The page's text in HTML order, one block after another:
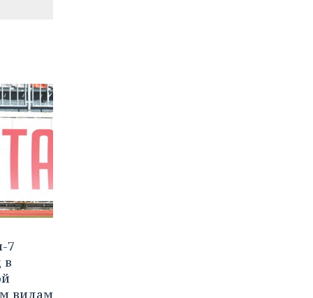
7
в
видам